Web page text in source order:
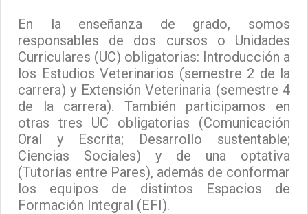
En la enseñanza de grado, somos
responsables de dos cursos o Unidades
Curriculares (UC) obligatorias: Introducción a
los Estudios Veterinarios (semestre 2 de la
carrera) y Extensión Veterinaria (semestre 4
de la carrera). También participamos en
otras tres UC obligatorias (Comunicación
Oral y Escrita; Desarrollo sustentable;
Ciencias Sociales) y de una optativa
(Tutorías entre Pares), además de conformar
los equipos de distintos Espacios de
Formación Integral (EFI).